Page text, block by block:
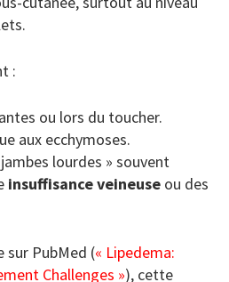
:
ou lors du toucher.
aux ecchymoses.
lourdes » souvent
insuffisance veineuseou des
sur PubMed (« Lipedema:
Challenges »), cette